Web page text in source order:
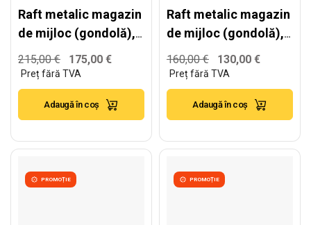
Raft metalic magazin
de mijloc (gondolă),
alb – H:1778mm x
L:1250mm x
W:500mm
215,00€ 175,00 €
Adaugă în coș
Raft metalic magazin
de mijloc (gondolă),
alb – H:1930mm x
L:1000mm x B:300mm
160,00€ 130,00 €
Adaugă în coș
PROMOȚIE PROMOȚIE